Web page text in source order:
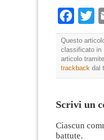
Questo
classificato in
articolo
trackback dal
Scrivi un
Ciascun
battute.